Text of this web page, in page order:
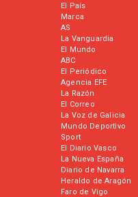
El País
Marca
AS
La Vanguardia
El Mundo
ABC
El Periódico
Agencia EFE
La Razón
El Correo
La Voz de Galicia
Mundo Deportivo
Sport
El Diario Vasco
La Nueva España
Diario de Navarra
Heraldo de Aragón
Faro de Vigo